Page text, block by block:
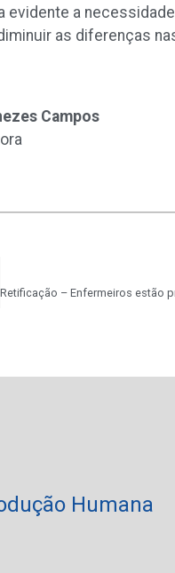
a
as diferenças
Campos
Humana